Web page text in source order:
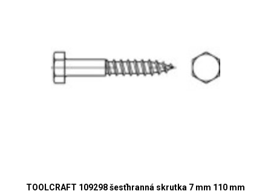
TOOLCRAFT 109298 šesťhranná skrutka 7 mm 110 mm